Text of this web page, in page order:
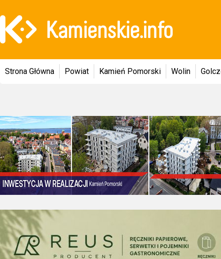
Strona Główna Powiat Kamień Pomorski Wolin